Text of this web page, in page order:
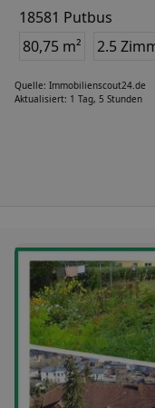
18581 Putbus
80,75 m²
2.5
Quelle: Immobilienscout24.de
Aktualisiert: 1 Tag, 5 Stunden